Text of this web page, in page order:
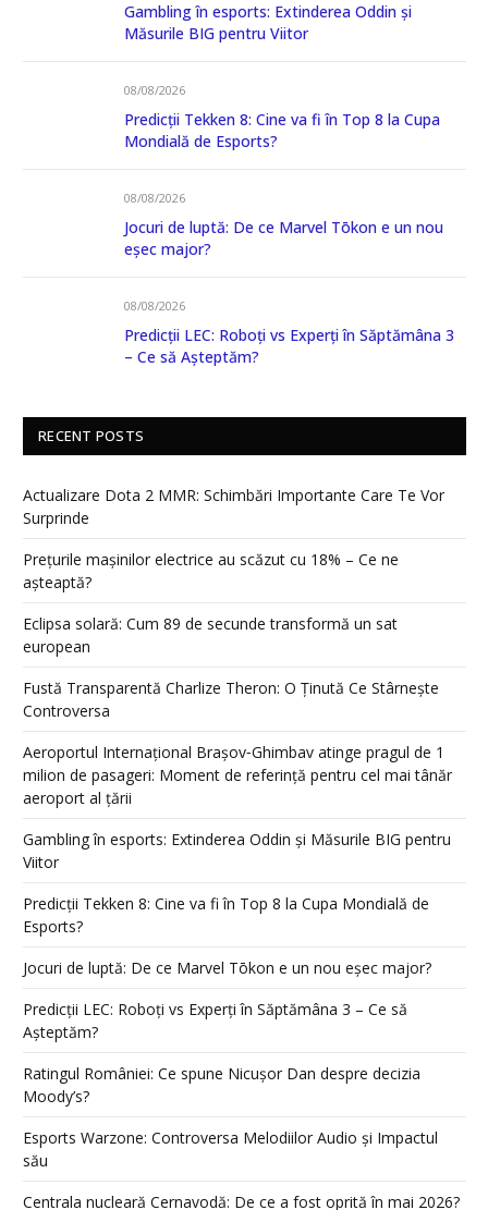
Gambling în esports: Extinderea Oddin și
Măsurile BIG pentru Viitor
08/08/2026
Predicții Tekken 8: Cine va fi în Top 8 la Cupa
Mondială de Esports?
08/08/2026
Jocuri de luptă: De ce Marvel Tōkon e un nou
eșec major?
08/08/2026
Predicții LEC: Roboți vs Experți în Săptămâna 3
– Ce să Așteptăm?
RECENT POSTS
Actualizare Dota 2 MMR: Schimbări Importante Care Te Vor
Surprinde
Prețurile mașinilor electrice au scăzut cu 18% – Ce ne
așteaptă?
Eclipsa solară: Cum 89 de secunde transformă un sat
european
Fustă Transparentă Charlize Theron: O Ținută Ce Stârnește
Controversa
Aeroportul Internațional Brașov‑Ghimbav atinge pragul de 1
milion de pasageri: Moment de referință pentru cel mai tânăr
aeroport al țării
Gambling în esports: Extinderea Oddin și Măsurile BIG pentru
Viitor
Predicții Tekken 8: Cine va fi în Top 8 la Cupa Mondială de
Esports?
Jocuri de luptă: De ce Marvel Tōkon e un nou eșec major?
Predicții LEC: Roboți vs Experți în Săptămâna 3 – Ce să
Așteptăm?
Ratingul României: Ce spune Nicușor Dan despre decizia
Moody’s?
Esports Warzone: Controversa Melodiilor Audio și Impactul
său
Centrala nucleară Cernavodă: De ce a fost oprită în mai 2026?